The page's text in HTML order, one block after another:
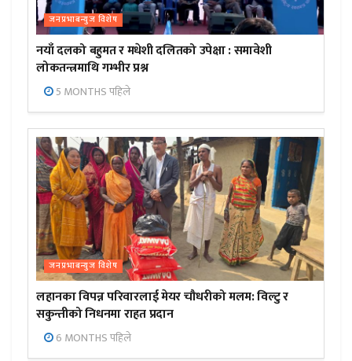
जनप्रभाबन्युज विशेष
नयाँ दलको बहुमत र मधेशी दलितको उपेक्षा : समावेशी
लोकतन्त्रमाथि गम्भीर प्रश्न
5 MONTHS पहिले
जनप्रभाबन्युज विशेष
लहानका विपन्न परिवारलाई मेयर चौधरीको मलम: विल्टु र
सकुन्तीको निधनमा राहत प्रदान
6 MONTHS पहिले